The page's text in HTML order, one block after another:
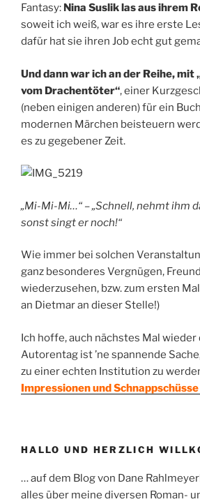
Fantasy: Nina Suslik las aus ihrem
soweit ich weiß, war es ihre erste
dafür hat sie ihren Job echt gut
Und dann war ich an der Reihe, mit
vom Drachentöter“, einer
(neben einigen anderen) für ein
modernen Märchen beisteuern
es zu gegebener Zeit.
„Mi-Mi-Mi…“ – „Schnell, nehmt ihm
sonst singt er noch!“
Wie immer bei solchen
ganz besonderes Vergnügen,
wiederzusehen, bzw. zum ersten
an Dietmar an dieser Stelle!)
Ich hoffe, auch nächstes Mal wieder
Autorentag ist ’ne spannende
zu einer echten Institution zu
Impressionen und
HALLO UND HERZLICH
… auf dem Blog von Dane
alles über meine diversen Roman-